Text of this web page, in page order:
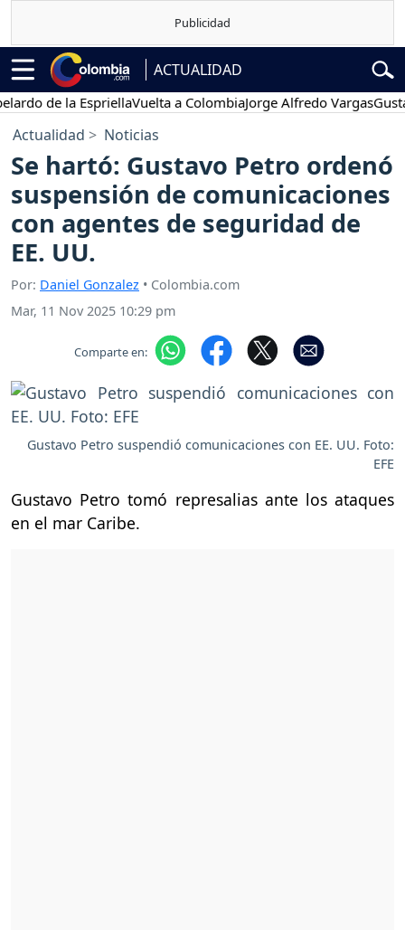
ACTUALIDAD
de la EspriellaVuelta a ColombiaJorge Alfredo VargasGustavo
Actualidad Noticias
Se hartó: Gustavo Petro ordenó
suspensión de comunicaciones
con agentes de seguridad de
EE. UU.
Por: Daniel Gonzalez • Colombia.com
Mar, 11 Nov 2025 10:29 pm
Comparte en:
Gustavo Petro suspendió comunicaciones con EE. UU. Foto:
EFE
Gustavo Petro tomó represalias ante los ataques
en el mar Caribe.